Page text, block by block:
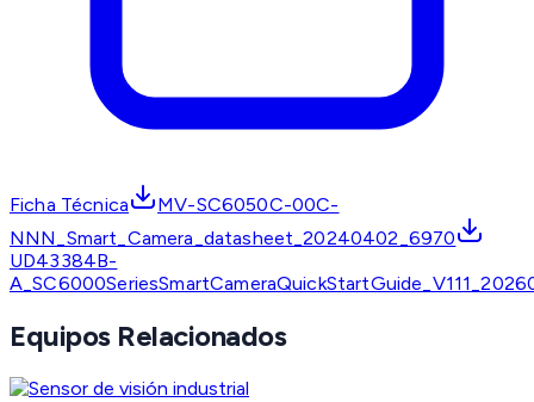
Ficha Técnica
MV-SC6050C-00C-
NNN_Smart_Camera_datasheet_20240402_6970
UD43384B-
Equipos Relacionados